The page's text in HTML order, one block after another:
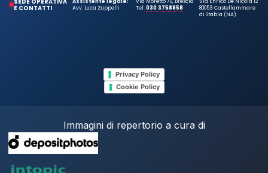
E CONTATTI
Avv. Luca Zuppelli
Tel.030 3758858
80053 Castellammare
di Stabia (NA)
Privacy Policy
Cookie Policy
Immagini di repertorio a cura di